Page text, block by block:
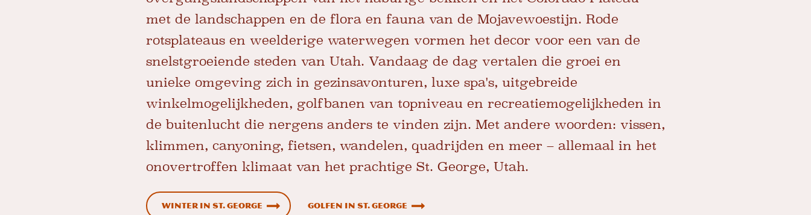
met de landschappen en de flora en fauna van de Mojavewoestijn. Rode
rotsplateaus en weelderige waterwegen vormen het decor voor een van de
snelstgroeiende steden van Utah. Vandaag de dag vertalen die groei en
unieke omgeving zich in gezinsavonturen, luxe spa's, uitgebreide
winkelmogelijkheden, golfbanen van topniveau en recreatiemogelijkheden in
de buitenlucht die nergens anders te vinden zijn. Met andere woorden: vissen,
klimmen, canyoning, fietsen, wandelen, quadrijden en meer – allemaal in het
onovertroffen klimaat van het prachtige St. George, Utah.
Winter in St. George Golfen in St. George